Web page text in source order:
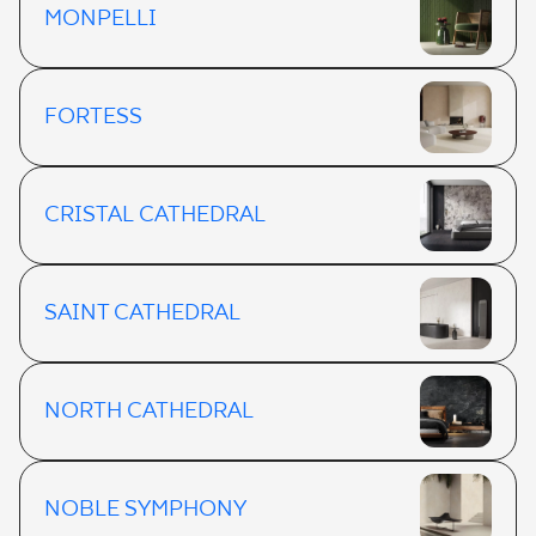
MONPELLI
FORTESS
CRISTAL CATHEDRAL
SAINT CATHEDRAL
NORTH CATHEDRAL
NOBLE SYMPHONY